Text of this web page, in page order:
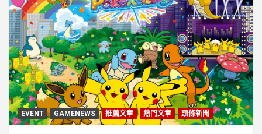
EVENT GAMENEWS 推薦文章 熱門文章 頭條新聞